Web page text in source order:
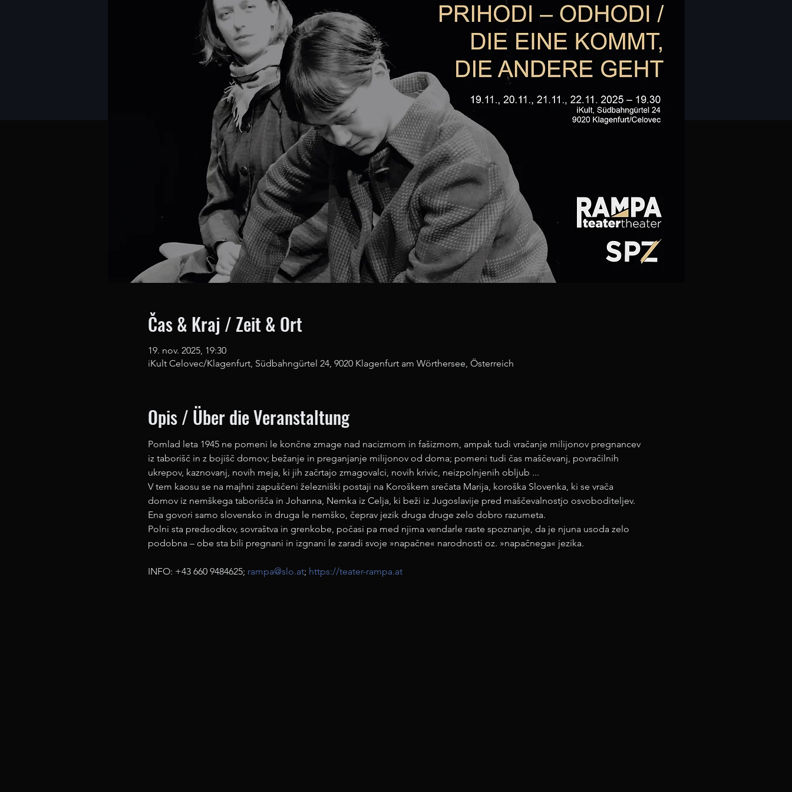
Čas & Kraj / Zeit & Ort
19. nov. 2025, 19:30
iKult Celovec/Klagenfurt, Südbahngürtel 24, 9020 Klagenfurt am Wörthersee, Österreich
Opis / Über die Veranstaltung
Pomlad leta 1945 ne pomeni le končne zmage nad nacizmom in fašizmom, ampak tudi vračanje milijonov pregnancev
iz taborišč in z bojišč domov; bežanje in preganjanje milijonov od doma; pomeni tudi čas maščevanj, povračilnih
ukrepov, kaznovanj, novih meja, ki jih začrtajo zmagovalci, novih krivic, neizpolnjenih obljub ...
V tem kaosu se na majhni zapuščeni železniški postaji na Koroškem srečata Marija, koroška Slovenka, ki se vrača
domov iz nemškega taborišča in Johanna, Nemka iz Celja, ki beži iz Jugoslavije pred maščevalnostjo osvoboditeljev.
Ena govori samo slovensko in druga le nemško, čeprav jezik druga druge zelo dobro razumeta.
Polni sta predsodkov, sovraštva in grenkobe, počasi pa med njima vendarle raste spoznanje, da je njuna usoda zelo
podobna – obe sta bili pregnani in izgnani le zaradi svoje »napačne« narodnosti oz. »napačnega« jezika.
INFO: +43 660 9484625; rampa@slo.at; https://teater-rampa.at